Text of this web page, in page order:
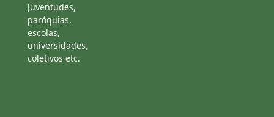
Juventudes,
paróquias,
escolas,
universidades,
coletivos etc.